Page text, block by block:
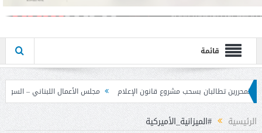
قائمة
قانون الإعلام مجلس الأعمال اللبناني – السوري تابع نتائج زيارة دمشق
الرئيسية #الميزانية_الأميركية